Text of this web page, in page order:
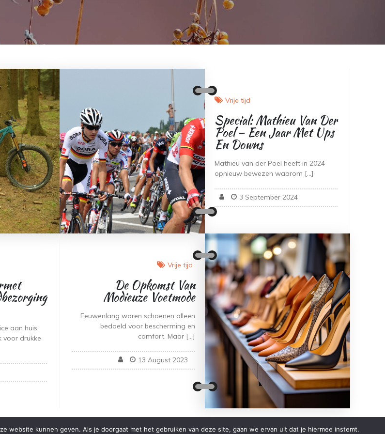
Vrije tijd
Special: Mathieu Van Der
Poel – Een Jaar Met Ups
En Downs
Mathieu van der Poel heeft in 2024
opnieuw bewezen waarom […]
3 September 2024
aan huis
voor drukke
Vrije tijd
De Opkomst Van
Modieuze Voetmode
Eeuwenlang waren schoenen alleen
bedoeld voor bescherming en
comfort. Maar […]
13 August 2023
website kunnen geven. Als je doorgaat met het gebruiken van deze site, gaan we ervan uit dat je hiermee instemt.